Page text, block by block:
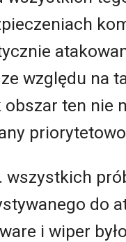
względu na
obszar ten nie
wszystkich
do
i wiper było